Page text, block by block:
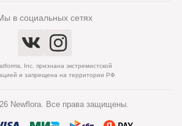
в социальных сетях
Inc. признана экстремистской
и запрещена на территории РФ
Newflora. Все права защищены.